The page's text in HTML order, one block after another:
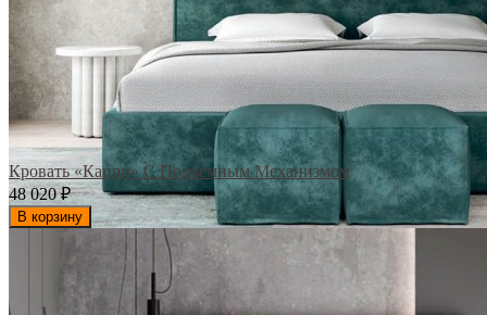
Кровать «Капри» С Подъемным Механизмом
48 020₽
В корзину